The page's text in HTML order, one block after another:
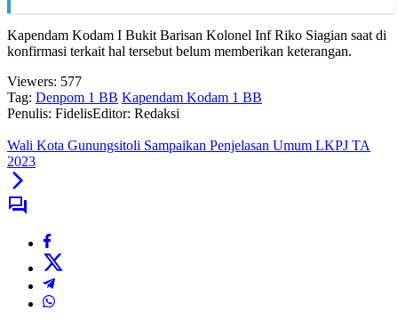
Kapendam Kodam I Bukit Barisan Kolonel Inf Riko Siagian saat di
konfirmasi terkait hal tersebut belum memberikan keterangan.
Viewers: 577
Tag: Denpom 1 BB Kapendam Kodam 1 BB
Penulis: FidelisEditor: Redaksi
Wali Kota Gunungsitoli Sampaikan Penjelasan Umum LKPJ TA
2023